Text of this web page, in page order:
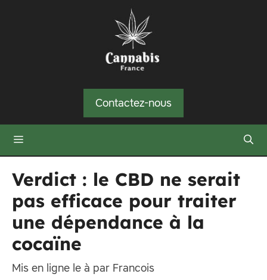
Contactez-nous
Menu
Verdict : le CBD ne serait
pas efficace pour traiter
une dépendance à la
cocaïne
Mis en ligne le à par Francois